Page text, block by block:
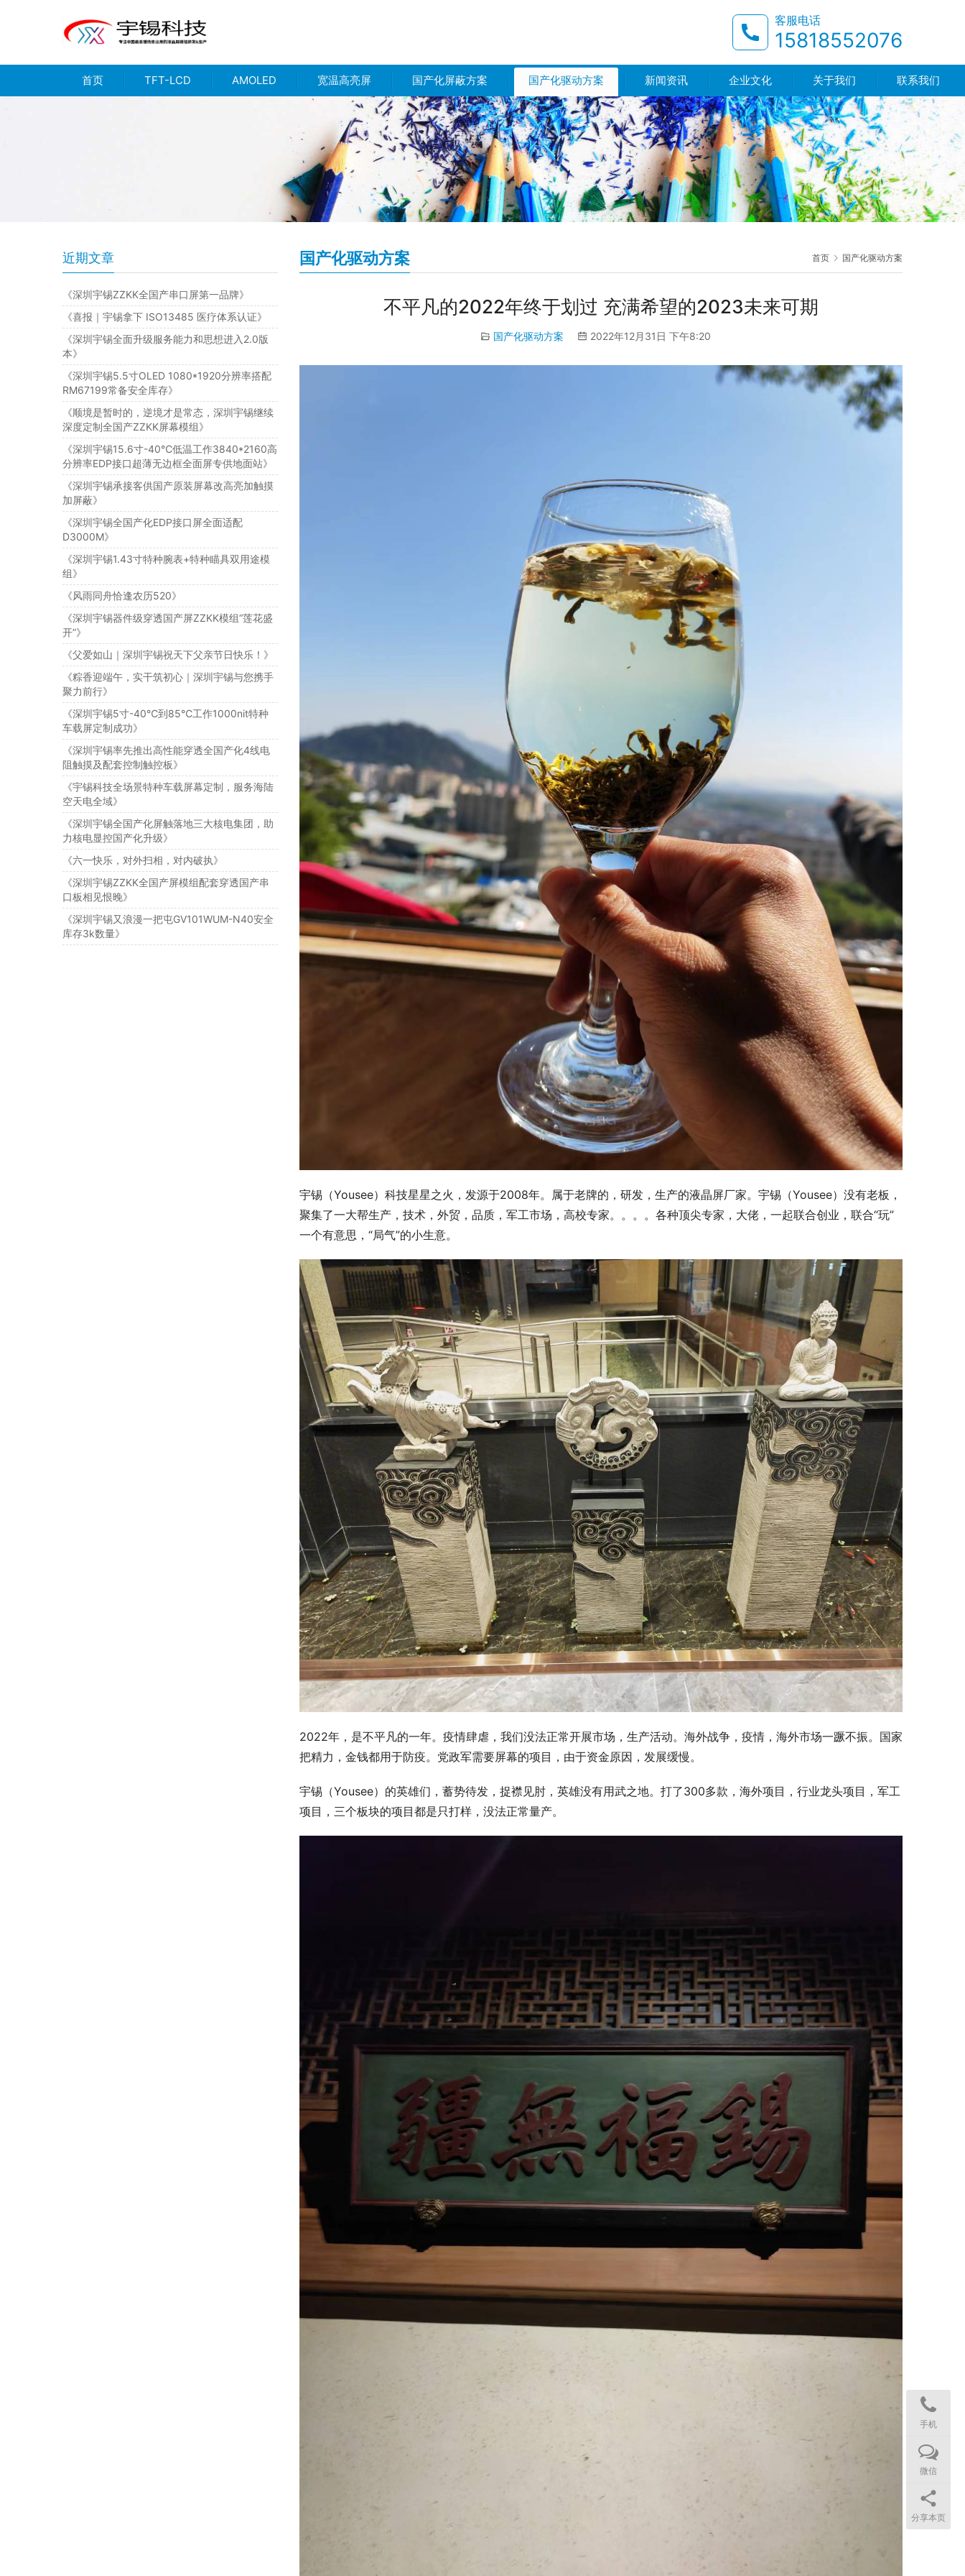
客服电话
15818552076
首页 TFT-LCD AMOLED 宽温高亮屏 国产化屏蔽方案 国产化驱动方案 新闻资讯 企业文化 关于我们 联系我们
首页 国产化驱动方案
国产化驱动方案
不平凡的2022年终于划过 充满希望的2023未来可期
国产化驱动方案 2022年12月31日 下午8:20
宇锡（Yousee）科技星星之火，发源于2008年。属于老牌的，研发，生产的液晶屏厂家。宇锡（Yousee）没有老板，
聚集了一大帮生产，技术，外贸，品质，军工市场，高校专家。。。。各种顶尖专家，大佬，一起联合创业，联合“玩”
一个有意思，“局气”的小生意。
2022年，是不平凡的一年。疫情肆虐，我们没法正常开展市场，生产活动。海外战争，疫情，海外市场一蹶不振。国家
把精力，金钱都用于防疫。党政军需要屏幕的项目，由于资金原因，发展缓慢。
宇锡（Yousee）的英雄们，蓄势待发，捉襟见肘，英雄没有用武之地。打了300多款，海外项目，行业龙头项目，军工
项目，三个板块的项目都是只打样，没法正常量产。
近期文章
《深圳宇锡ZZKK全国产串口屏第一品牌》
《喜报｜宇锡拿下 ISO13485 医疗体系认证》
《深圳宇锡全面升级服务能力和思想进入2.0版
本》
《深圳宇锡5.5寸OLED 1080*1920分辨率搭配
RM67199常备安全库存》
《顺境是暂时的，逆境才是常态，深圳宇锡继续
深度定制全国产ZZKK屏幕模组》
《深圳宇锡15.6寸-40℃低温工作3840*2160高
分辨率EDP接口超薄无边框全面屏专供地面站》
《深圳宇锡承接客供国产原装屏幕改高亮加触摸
加屏蔽》
《深圳宇锡全国产化EDP接口屏全面适配
D3000M》
《深圳宇锡1.43寸特种腕表+特种瞄具双用途模
组》
《风雨同舟恰逢农历520》
《深圳宇锡器件级穿透国产屏ZZKK模组“莲花盛
开”》
《父爱如山｜深圳宇锡祝天下父亲节日快乐！》
《粽香迎端午，实干筑初心｜深圳宇锡与您携手
聚力前行》
《深圳宇锡5寸-40℃到85℃工作1000nit特种
车载屏定制成功》
《深圳宇锡率先推出高性能穿透全国产化4线电
阻触摸及配套控制触控板》
《宇锡科技全场景特种车载屏幕定制，服务海陆
空天电全域》
《深圳宇锡全国产化屏触落地三大核电集团，助
力核电显控国产化升级》
《六一快乐，对外扫相，对内破执》
《深圳宇锡ZZKK全国产屏模组配套穿透国产串
口板相见恨晚》
《深圳宇锡又浪漫一把屯GV101WUM-N40安全
库存3k数量》
手机
微信
分享本页